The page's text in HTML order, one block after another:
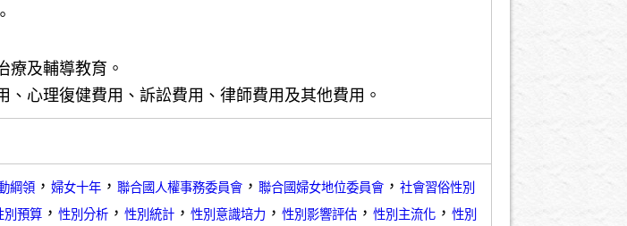
療及輔導教育。
、心理復健費用、訴訟費用、律師費用及其他費用。
綱領， 婦女十年， 聯合國人權事務委員會， 聯合國婦女地位委員會， 社會習俗性別
別預算， 性別分析， 性別統計， 性別意識培力 ， 性別影響評估， 性別主流化， 性別